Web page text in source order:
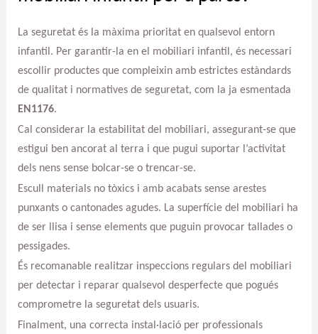
La seguretat és la màxima prioritat en qualsevol entorn
infantil. Per garantir-la en el mobiliari infantil, és necessari
escollir productes que compleixin amb estrictes estàndards
de qualitat i normatives de seguretat, com la ja esmentada
EN1176.
Cal considerar la estabilitat del mobiliari, assegurant-se que
estigui ben ancorat al terra i que pugui suportar l’activitat
dels nens sense bolcar-se o trencar-se.
Escull materials no tòxics i amb acabats sense arestes
punxants o cantonades agudes. La superfície del mobiliari ha
de ser llisa i sense elements que puguin provocar tallades o
pessigades.
És recomanable realitzar inspeccions regulars del mobiliari
per detectar i reparar qualsevol desperfecte que pogués
comprometre la seguretat dels usuaris.
Finalment, una correcta instal·lació per professionals